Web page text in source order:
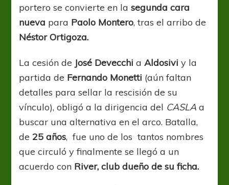
portero se convierte en lasegunda cara
nueva para Paolo Montero, tras el arribo de
Néstor Ortigoza.
La cesión de José Devecchi aAldosiviy la
partida de Fernando Monetti (aún faltan
detalles para sellar la rescisión de su
vínculo), obligó a la dirigencia del CASLAa
buscar una alternativa en el arco. Batalla,
de 25 años, fue uno de los tantos nombres
que circuló y finalmente se llegó a un
acuerdo con River, club dueño de su ficha.